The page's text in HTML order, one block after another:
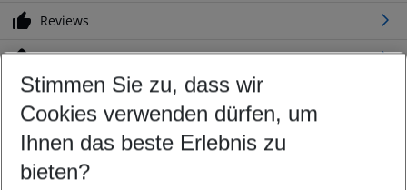
Reviews
Location
Customize your offer
Find the perfect deal which suits your best
Your departure airport
Any airport
Stimmen Sie zu, dass wir
Cookies verwenden dürfen, um
Ihnen das beste Erlebnis zu
bieten?